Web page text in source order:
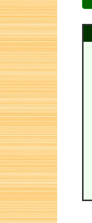
次の一手問題・30